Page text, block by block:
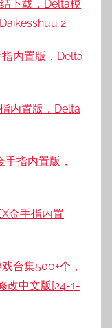
下载，Delta模
2
内置版，Delta
内置版，Delta
指内置版，
金手指内置
合集500+个，
改中文版[24-1-